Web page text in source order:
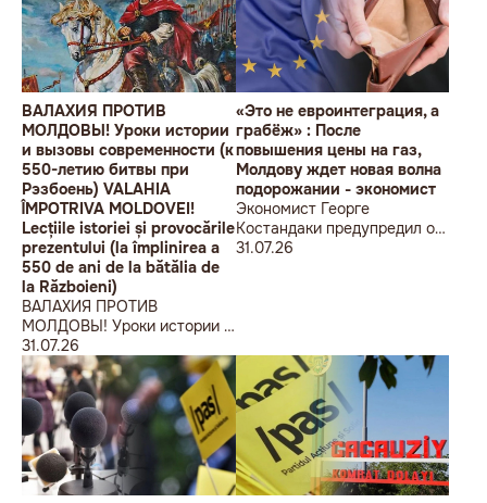
ВАЛАХИЯ ПРОТИВ
МОЛДОВЫ! Уроки истории
и вызовы современности (к
550-летию битвы при
Рэзбоень) VALAHIA
ÎMPOTRIVA MOLDOVEI!
Lecțiile istoriei și provocările
prezentului (la împlinirea a
550 de ani de la bătălia de
la Războieni)
ВАЛАХИЯ ПРОТИВ
МОЛДОВЫ! Уроки истории и
вызовы современности (к
550-летию битвы при
Рэзбоень) VALAHIA
ÎMPOTRIVA MOLDOVEI!
Lecțiile istoriei și provocările
prezentului (la împlinirea a
550 de ani de la bătălia de la
Războieni)
31.07.26
«Это не евроинтеграция, а
грабёж» : После
повышения цены на газ,
Молдову ждет новая волна
подорожании - экономист
Экономист Георге
Костандаки предупредил о
новой волне роста цен
31.07.26